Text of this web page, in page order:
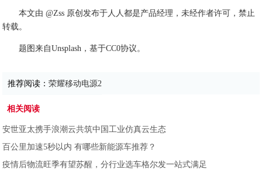
本文由 @Zss 原创发布于人人都是产品经理，未经作者许可，禁止
转载。
题图来自Unsplash，基于CC0协议。
推荐阅读：荣耀移动电源2
相关阅读
安世亚太携手浪潮云共筑中国工业仿真云生态
百公里加速5秒以内 有哪些新能源车推荐？
疫情后物流旺季有望苏醒，分行业选车格尔发一站式满足